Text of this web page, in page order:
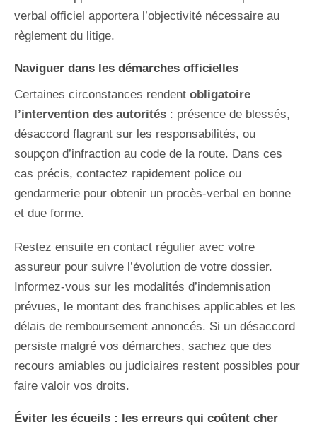
verbal officiel apportera l’objectivité nécessaire au
règlement du litige.
Naviguer dans les démarches officielles
Certaines circonstances rendent obligatoire
l’intervention des autorités : présence de blessés,
désaccord flagrant sur les responsabilités, ou
soupçon d’infraction au code de la route. Dans ces
cas précis, contactez rapidement police ou
gendarmerie pour obtenir un procès-verbal en bonne
et due forme.
Restez ensuite en contact régulier avec votre
assureur pour suivre l’évolution de votre dossier.
Informez-vous sur les modalités d’indemnisation
prévues, le montant des franchises applicables et les
délais de remboursement annoncés. Si un désaccord
persiste malgré vos démarches, sachez que des
recours amiables ou judiciaires restent possibles pour
faire valoir vos droits.
Éviter les écueils : les erreurs qui coûtent cher